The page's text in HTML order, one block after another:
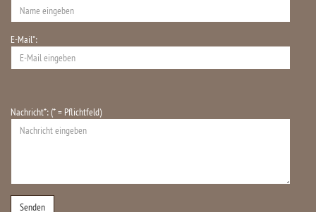
E-Mail*:
Nachricht*: (* = Pflichtfeld)